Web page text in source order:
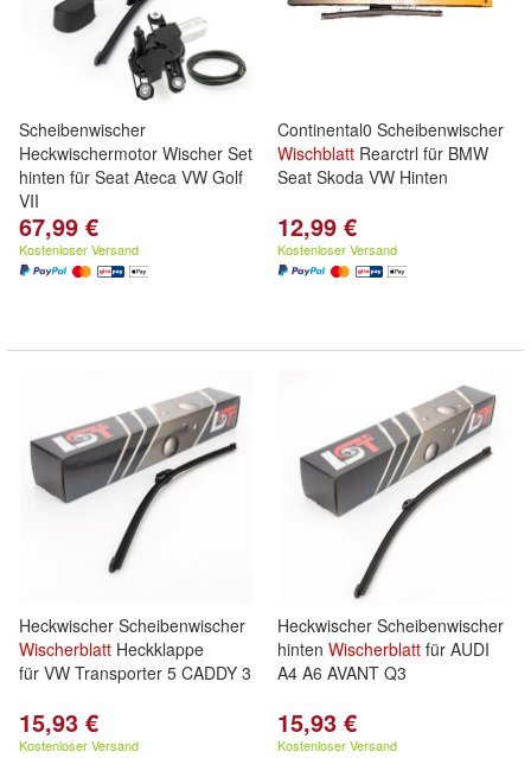
Scheibenwischer
Heckwischermotor Wischer Set
hinten für Seat Ateca VW Golf
VII
67,99 €
Kostenloser Versand
Continental0 Scheibenwischer
Wischblatt Rearctrl für BMW
Seat Skoda VW Hinten
12,99 €
Kostenloser Versand
Heckwischer Scheibenwischer
Wischerblatt Heckklappe
für VW Transporter 5 CADDY 3
15,93 €
Kostenloser Versand
Heckwischer Scheibenwischer
hinten Wischerblatt für AUDI
A4 A6 AVANT Q3
15,93 €
Kostenloser Versand